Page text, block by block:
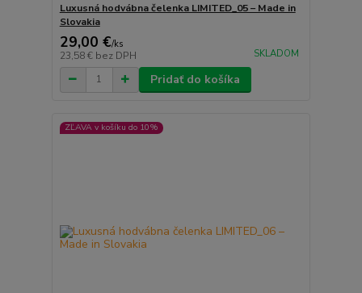
Luxusná hodvábna čelenka LIMITED_05 – Made in
Slovakia
29,00 €/ks
23,58 € bez DPH SKLADOM
Pridať do košíka
ZĽAVA v košíku do 10%